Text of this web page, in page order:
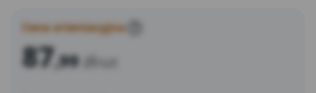
Cena orientacyjna
87,99 zł